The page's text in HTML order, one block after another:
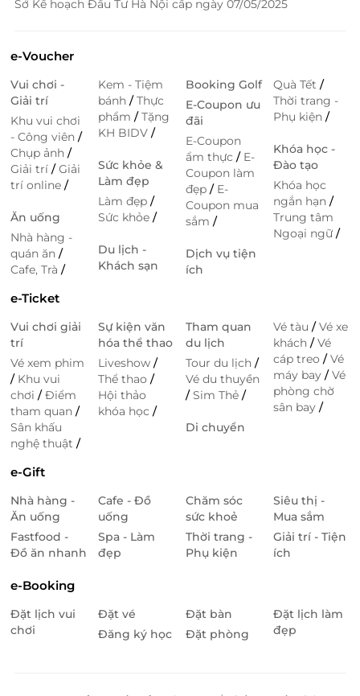
Sở Kế hoạch Đầu Tư Hà Nội cấp ngày 07/05/2025
e-Voucher
Vui chơi -
Giải trí
Khu vui chơi
- Công viên /
Chụp ảnh /
Giải trí /Giải
trí online /
Ăn uống
Nhà hàng -
quán ăn /
Cafe, Trà /
Kem - Tiệm
bánh /Thực
phẩm /Tặng
KH BIDV /
Sức khỏe &
Làm đẹp
Làm đẹp /
Sức khỏe /
Du lịch -
Khách sạn
Booking Golf
E-Coupon ưu
đãi
E-Coupon
ẩm thực / E-
Coupon làm
đẹp / E-
Coupon mua
sắm /
Dịch vụ tiện
ích
Quà Tết/
Thời trang -
Phụ kiện/
Khóa học -
Đào tạo
Khóa học
ngắn hạn/
Trung tâm
Ngoại ngữ/
e-Ticket
Vui chơi giải
trí
Vé xem phim
/ Khu vui
chơi /Điểm
tham quan /
Sân khấu
nghệ thuật /
Sự kiện văn
hóa thể thao
Liveshow /
Thể thao /
Hội thảo
khóa học /
Tham quan
du lịch
Tour du lịch /
Vé du thuyền
/Sim Thẻ /
Di chuyển
Vé tàu/Vé xe
khách/Vé
cáp treo/Vé
máy bay/Vé
phòng chờ
sân bay/
e-Gift
Nhà hàng -
Ăn uống
Fastfood -
Đồ ăn nhanh
Cafe - Đồ
uống
Spa - Làm
đẹp
Chăm sóc
sức khoẻ
Thời trang -
Phụ kiện
Siêu thị -
Mua sắm
Giải trí - Tiện
ích
e-Booking
Đặt lịch vui
chơi
Đặt vé
Đăng ký học
Đặt bàn
Đặt phòng
Đặt lịch làm
đẹp